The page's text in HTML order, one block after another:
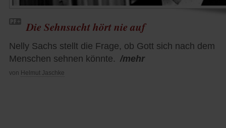
Die Sehnsucht hört nie auf
Nelly Sachs stellt die Frage, ob Gott sich nach dem
Menschen sehnen könnte. /mehr
von Helmut Jaschke